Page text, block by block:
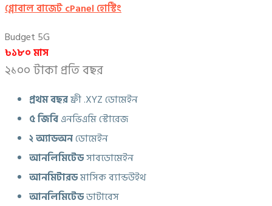
গ্লোবাল বাজেট cPanel হোস্টিং
Budget 5G
৳১৮০ মাস
২১০০ টাকা প্রতি বছর
প্রথম বছরফ্রী .XYZ ডোমেইন
৫ জিবিএনভিএমি স্টোরেজ
২ অ্যাডঅনডোমেইন
আনলিমিটেডসাবডোমেইন
আনমিটারডমাসিক ব্যান্ডউইথ
আনলিমিটেডডাটাবেস